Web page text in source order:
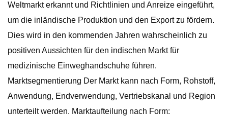
Weltmarkt erkannt und Richtlinien und Anreize eingeführt,
um die inländische Produktion und den Export zu fördern.
Dies wird in den kommenden Jahren wahrscheinlich zu
positiven Aussichten für den indischen Markt für
medizinische Einweghandschuhe führen.
Marktsegmentierung Der Markt kann nach Form, Rohstoff,
Anwendung, Endverwendung, Vertriebskanal und Region
unterteilt werden. Marktaufteilung nach Form: